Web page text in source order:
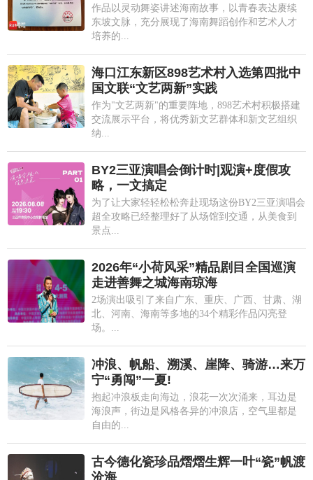
作品以灵动舞姿讲述海南故事，以青春表达赓续
东坡文脉，充分展现了海南舞蹈创作和艺术人才
培养的...
海口江东新区898艺术村入选第四批中
国文联“文艺两新”实践
作为"文艺两新"的重要阵地，898艺术村积极搭建
交流展示平台，将优秀新文艺群体和新文艺组织
纳...
BY2三亚演唱会倒计时|观演+度假攻
略，一文搞定
为了让大家轻轻松松奔赴现场这份BY2三亚演唱会
超全攻略已经整理好了从场馆到交通，从美食到
景点...
2026年“小荷风采”精品剧目全国巡演
走进善舞之城海南琼海
2场演出吸引了来自广东、重庆、广西、甘肃、湖
北、河南、海南等多地的34个精彩作品闪亮登
场。...
冲浪、帆船、溯溪、崖降、骑游…来万
宁“勇闯”一夏!
抱起冲浪板走向海边，浪花一次次涌来，耳边是
海浪声，街边是风格各异的冲浪店，空气里都是
自由的...
古今德化瓷珍品熠熠生辉一叶“瓷”帆渡
沧海